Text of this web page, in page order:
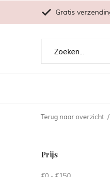
Gratis
Terug naar overzicht
Prijs